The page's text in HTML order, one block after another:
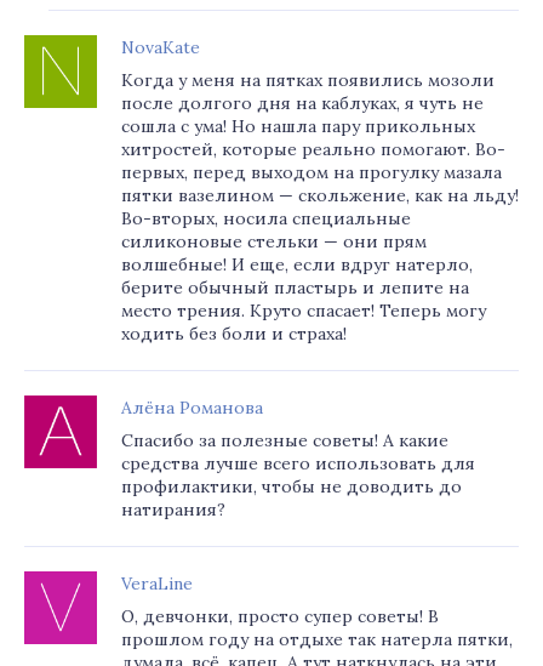
NovaKate
Когда у меня на пятках появились мозоли
после долгого дня на каблуках, я чуть не
сошла с ума! Но нашла пару прикольных
хитростей, которые реально помогают. Во-
первых, перед выходом на прогулку мазала
пятки вазелином — скольжение, как на льду!
Во-вторых, носила специальные
силиконовые стельки — они прям
волшебные! И еще, если вдруг натерло,
берите обычный пластырь и лепите на
место трения. Круто спасает! Теперь могу
ходить без боли и страха!
Алёна Романова
Спасибо за полезные советы! А какие
средства лучше всего использовать для
профилактики, чтобы не доводить до
натирания?
VeraLine
О, девчонки, просто супер советы! В
прошлом году на отдыхе так натерла пятки,